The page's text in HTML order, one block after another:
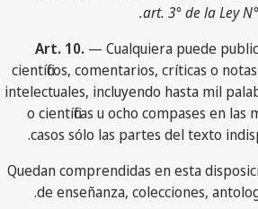
art. 3° de la Ley
Art. 10. — Cualquiera puede
científicos, comentarios, críticas o
intelectuales, incluyendo hasta mil
o científicas u ocho compases en las
casos sólo las partes del texto
Quedan comprendidas en esta
de enseñanza, colecciones,